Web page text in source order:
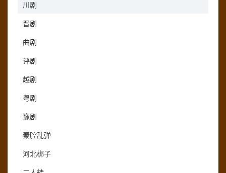
川剧
晋剧
曲剧
评剧
越剧
粤剧
豫剧
秦腔乱弹
河北梆子